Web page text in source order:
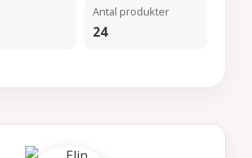
Antal produkter
24